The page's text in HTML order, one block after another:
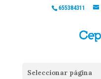
655384311
Seleccionar página